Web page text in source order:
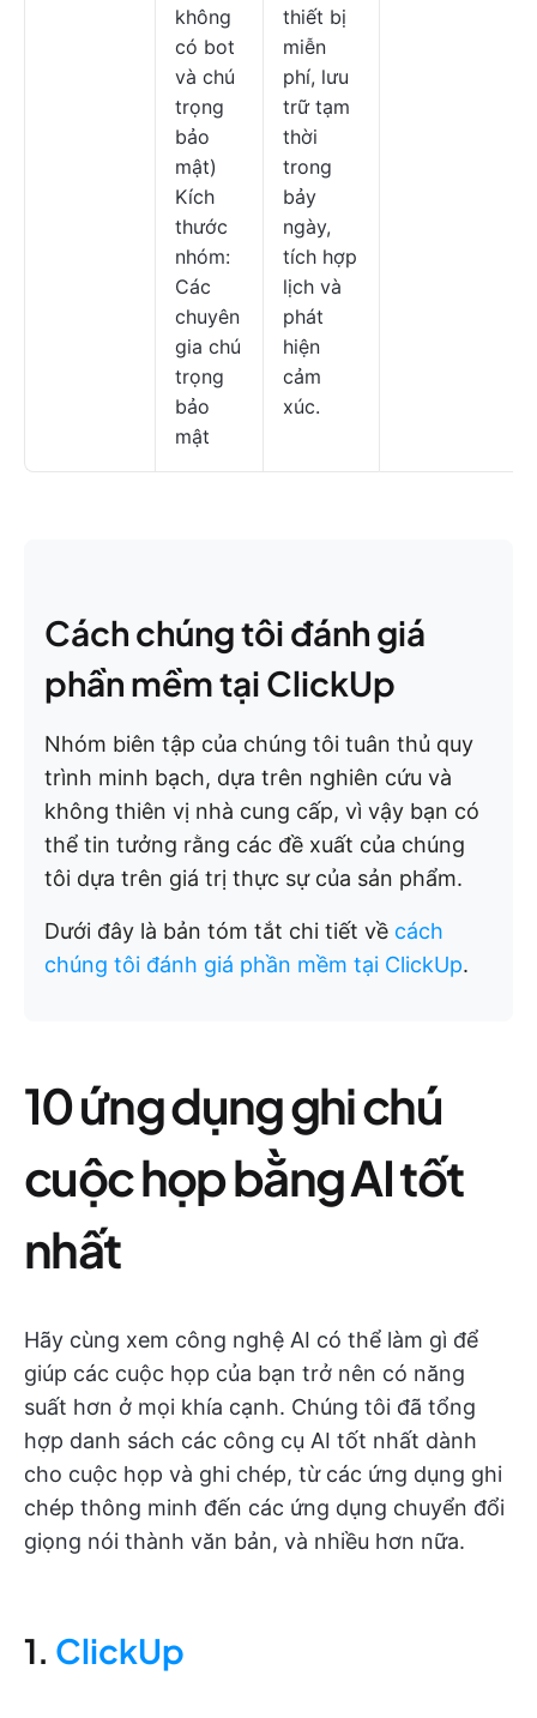
không
có bot
và chú
trọng
bảo
mật)
Kích
thước
nhóm:
Các
chuyên
gia chú
trọng
bảo
mật
thiết bị
miễn
phí, lưu
trữ tạm
thời
trong
bảy
ngày,
tích hợp
lịch và
phát
hiện
cảm
xúc.
Cách chúng tôi đánh giá
phần mềm tại ClickUp
Nhóm biên tập của chúng tôi tuân thủ quy
trình minh bạch, dựa trên nghiên cứu và
không thiên vị nhà cung cấp, vì vậy bạn có
thể tin tưởng rằng các đề xuất của chúng
tôi dựa trên giá trị thực sự của sản phẩm.
Dưới đây là bản tóm tắt chi tiết về cách
chúng tôi đánh giá phần mềm tại ClickUp.
10 ứng dụng ghi chú
cuộc họp bằng AI tốt
nhất
Hãy cùng xem công nghệ AI có thể làm gì để
giúp các cuộc họp của bạn trở nên có năng
suất hơn ở mọi khía cạnh. Chúng tôi đã tổng
hợp danh sách các công cụ AI tốt nhất dành
cho cuộc họp và ghi chép, từ các ứng dụng ghi
chép thông minh đến các ứng dụng chuyển đổi
giọng nói thành văn bản, và nhiều hơn nữa.
1. ClickUp